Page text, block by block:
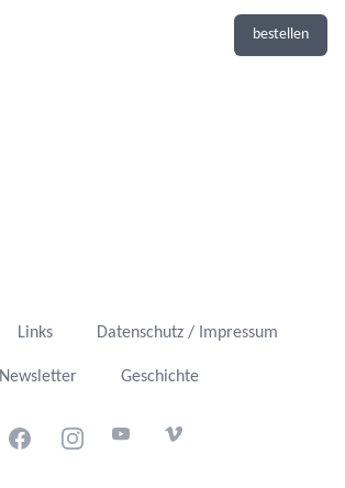
bestellen
Links Datenschutz / Impressum
Newsletter Geschichte
FacebookInstagramYoutubeVimeo